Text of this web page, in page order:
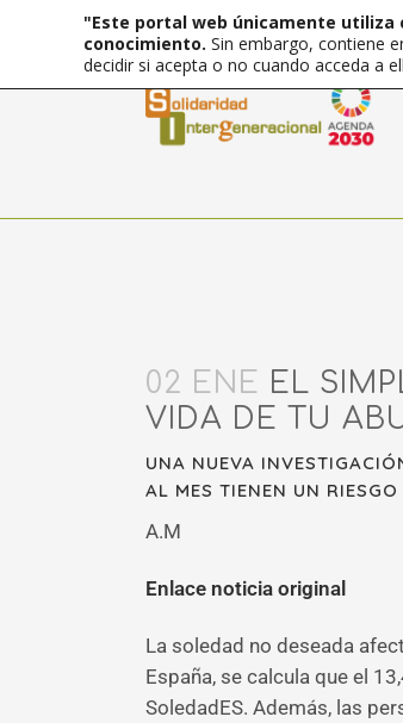
02 ENE EL
VIDA DE TU
UNA NUEVA
AL MES TIENEN UN
A.M
Enlace noticia original
La soledad no deseada
España, se calcula que el
SoledadES. Además, las
"Este portal web únicamente utiliza
conocimiento. Sin embargo, contiene
decidir si acepta o no cuando acceda a